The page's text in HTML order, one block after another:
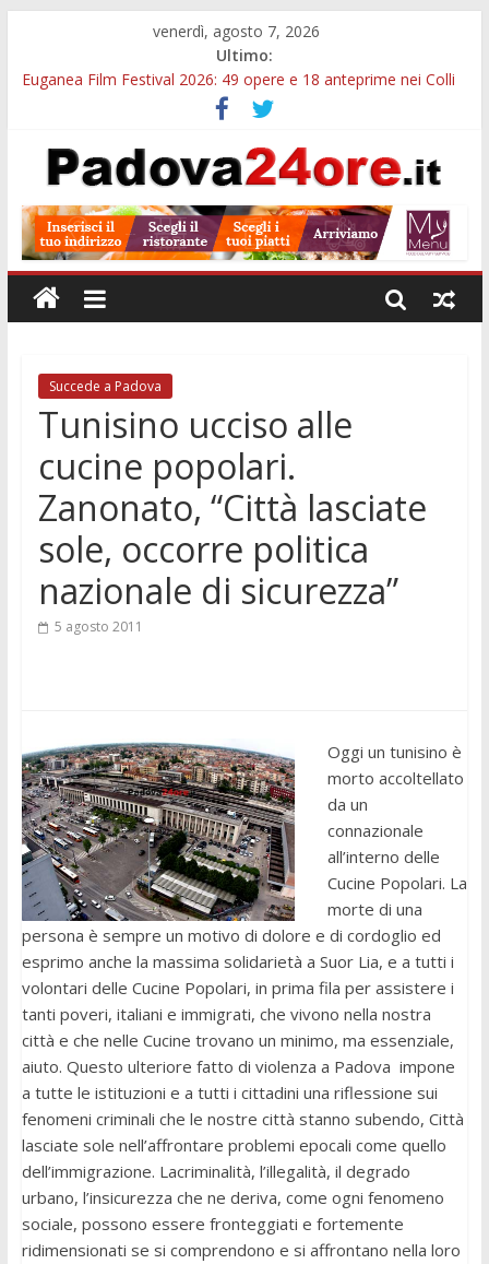
venerdì, agosto 7, 2026
Ultimo:
Euganea Film Festival 2026: 49 opere e 18 anteprime nei Colli
Slow Looking agli Eremitani: un’ora per osservare davvero
un’opera
Notizie di Padova alle ore 21: lavoratore morto, credito sul
Orto Botanico Padova: visite ed escursioni fino a settembre
Concorso Università di Padova: 5 funzionari, domande entro il
7 agosto
Succede a Padova
Tunisino ucciso alle
cucine popolari.
Zanonato, “Città lasciate
sole, occorre politica
nazionale di sicurezza”
5 agosto 2011
Oggi un tunisino è
morto accoltellato
da un
connazionale
all’interno delle
Cucine Popolari. La
morte di una
persona è sempre un motivo di dolore e di cordoglio ed
esprimo anche la massima solidarietà a Suor Lia, e a tutti i
volontari delle Cucine Popolari, in prima fila per assistere i
tanti poveri, italiani e immigrati, che vivono nella nostra
città e che nelle Cucine trovano un minimo, ma essenziale,
aiuto. Questo ulteriore fatto di violenza a Padova impone
a tutte le istituzioni e a tutti i cittadini una riflessione sui
fenomeni criminali che le nostre città stanno subendo, Città
lasciate sole nell’affrontare problemi epocali come quello
dell’immigrazione. Lacriminalità, l’illegalità, il degrado
urbano, l’insicurezza che ne deriva, come ogni fenomeno
sociale, possono essere fronteggiati e fortemente
ridimensionati se si comprendono e si affrontano nella loro